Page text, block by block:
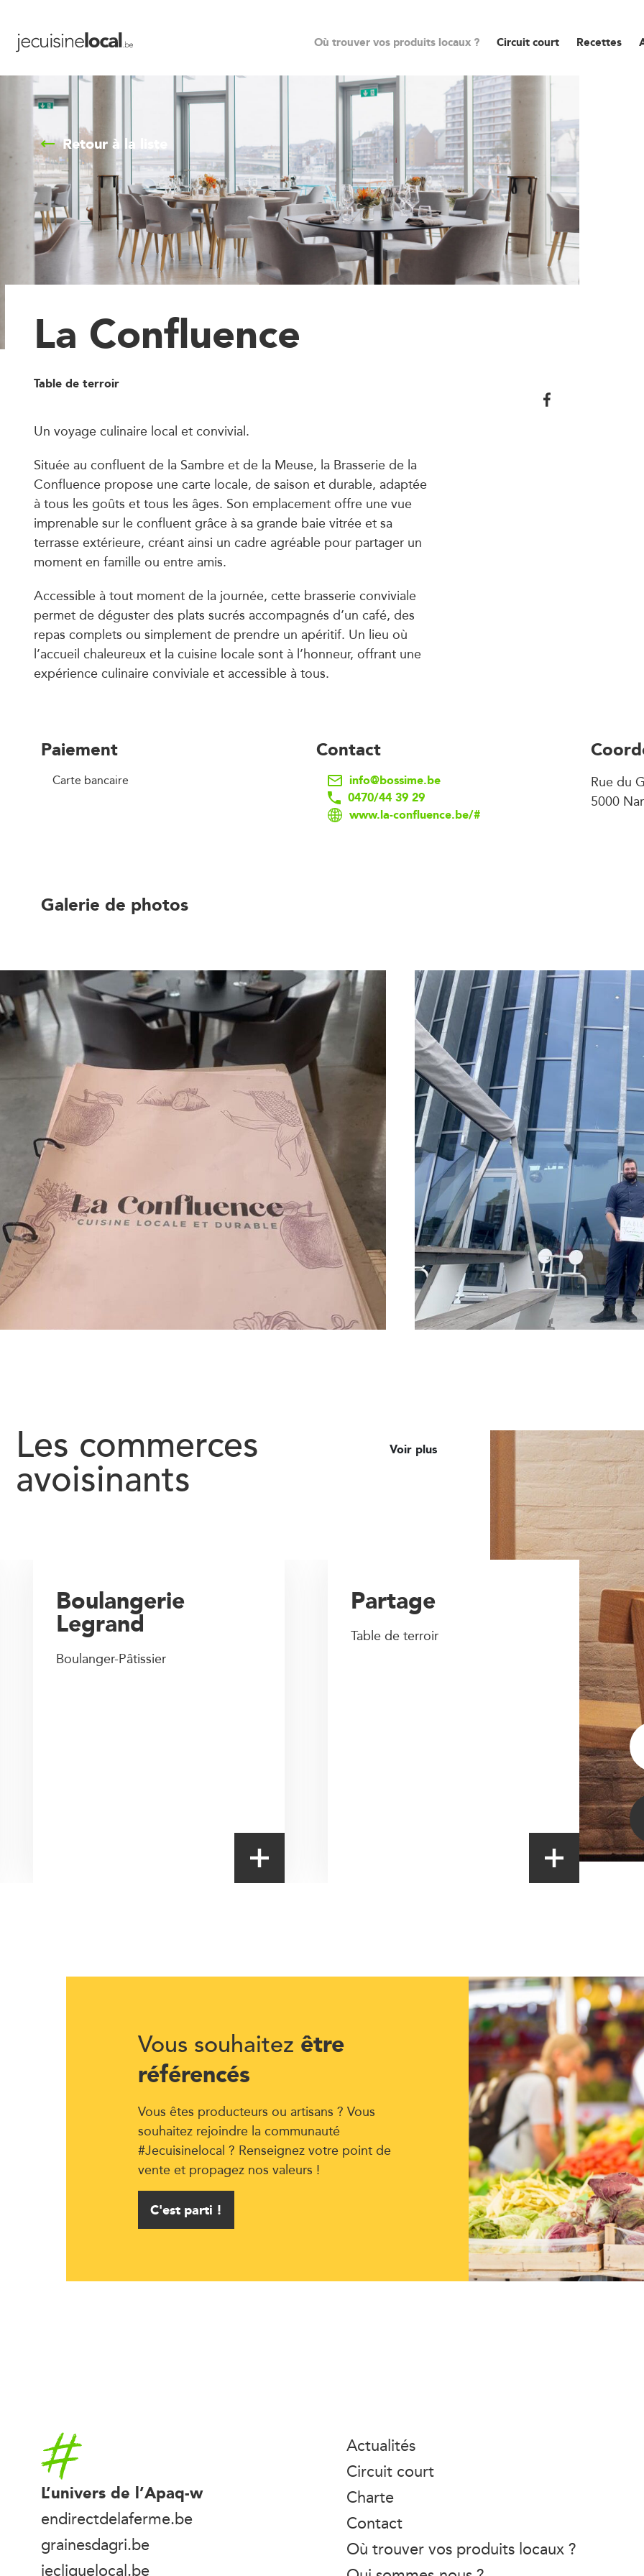
Où trouver vos produits locaux ? Circuit court Recettes
Retour à la liste
La Confluence
Table de terroir
Un voyage culinaire local et convivial.
Située au confluent de la Sambre et de la Meuse, la Brasserie de la
Confluence propose une carte locale, de saison et durable, adaptée
à tous les goûts et tous les âges. Son emplacement offre une vue
imprenable sur le confluent grâce à sa grande baie vitrée et sa
terrasse extérieure, créant ainsi un cadre agréable pour partager un
moment en famille ou entre amis.
Accessible à tout moment de la journée, cette brasserie conviviale
permet de déguster des plats sucrés accompagnés d’un café, des
repas complets ou simplement de prendre un apéritif. Un lieu où
l’accueil chaleureux et la cuisine locale sont à l’honneur, offrant une
expérience culinaire conviviale et accessible à tous.
Paiement
Carte bancaire
Contact
info@bossime.be
0470/44 39 29
www.la-confluence.be/#
Rue du
5000
Galerie de photos
Les commerces
avoisinants
Voir plus
Partage
Table de terroir
Boulangerie
Legrand
Boulanger-Pâtissier
Vous souhaitez être
référencés
Vous êtes producteurs ou artisans ? Vous
souhaitez rejoindre la communauté
#Jecuisinelocal ? Renseignez votre point de
vente et propagez nos valeurs !
C'est parti !
Accueil
L’univers de l’Apaq-w
endirectdelaferme.be
grainesdagri.be
jecliquelocal.be
Actualités
Circuit court
Charte
Contact
Où trouver vos produits locaux ?